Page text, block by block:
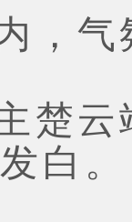
氛
端
白。